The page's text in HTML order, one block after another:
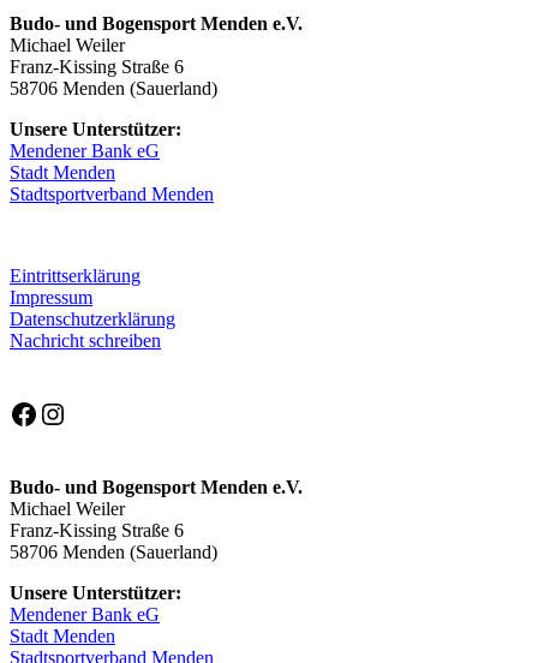
Budo- und Bogensport Menden e.V.
Michael Weiler
Franz-Kissing Straße 6
58706 Menden (Sauerland)
Unsere Unterstützer:
Mendener Bank eG
Stadt Menden
Stadtsportverband Menden
Eintrittserklärung
Impressum
Datenschutzerklärung
Nachricht schreiben
Facebook
Instagram
Budo- und Bogensport Menden e.V.
Michael Weiler
Franz-Kissing Straße 6
58706 Menden (Sauerland)
Unsere Unterstützer:
Mendener Bank eG
Stadt Menden
Stadtsportverband Menden